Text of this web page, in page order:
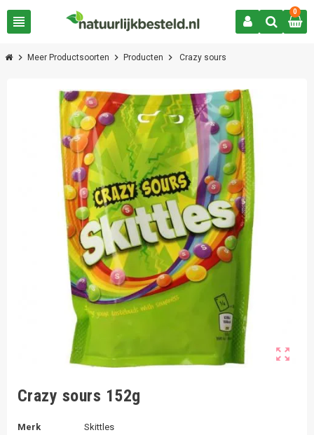
view_headline
0
chevron_right Meer Productsoorten chevron_right Producten chevron_right Crazy sours
zoom_out_map
Crazy sours 152g
Merk
Skittles